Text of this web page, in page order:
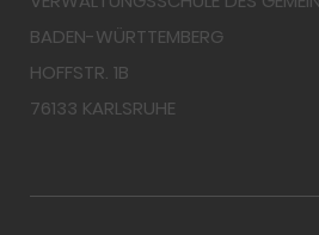
BADEN-WÜRTTEMBERG
HOFFSTR. 1B
76133 KARLSRUHE